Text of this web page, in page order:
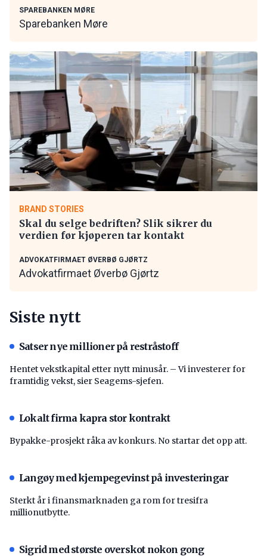
SPAREBANKEN MØRE
Sparebanken Møre
BRAND STORIES
Skal du selge bedriften? Slik sikrer du
verdien før kjøperen tar kontakt
ADVOKATFIRMAET ØVERBØ GJØRTZ
Advokatfirmaet Øverbø Gjørtz
Siste nytt
Satser nye millioner på restråstoff
Hentet vekstkapital etter nytt minusår. – Vi investerer for
framtidig vekst, sier Seagems-sjefen.
Lokalt firma kapra stor kontrakt
Bypakke-prosjekt råka av konkurs. No startar det opp att.
Langøy med kjempegevinst på investeringar
Sterkt år i finansmarknaden ga rom for tresifra
millionutbytte.
Sigrid med største overskot nokon gong